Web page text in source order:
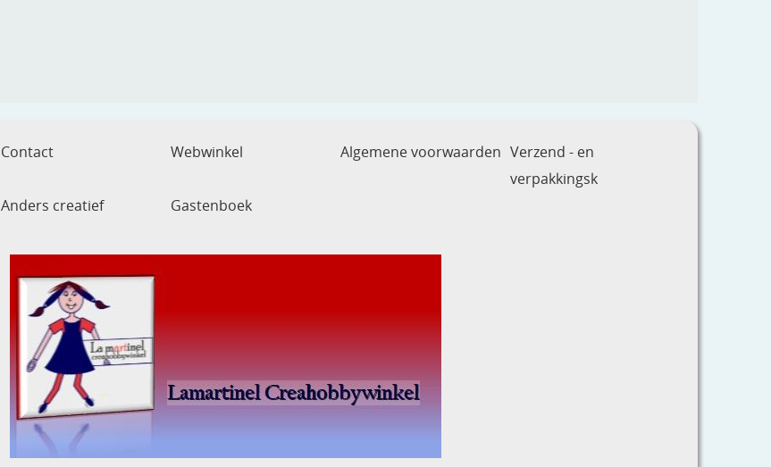
Contact Webwinkel Algemene voorwaarden Verzend - en
verpakkingsk
Anders creatief Gastenboek